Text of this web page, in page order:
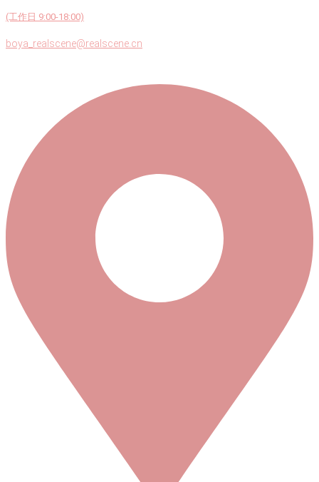
(工作日 9:00-18:00)
boya_realscene@realscene.cn